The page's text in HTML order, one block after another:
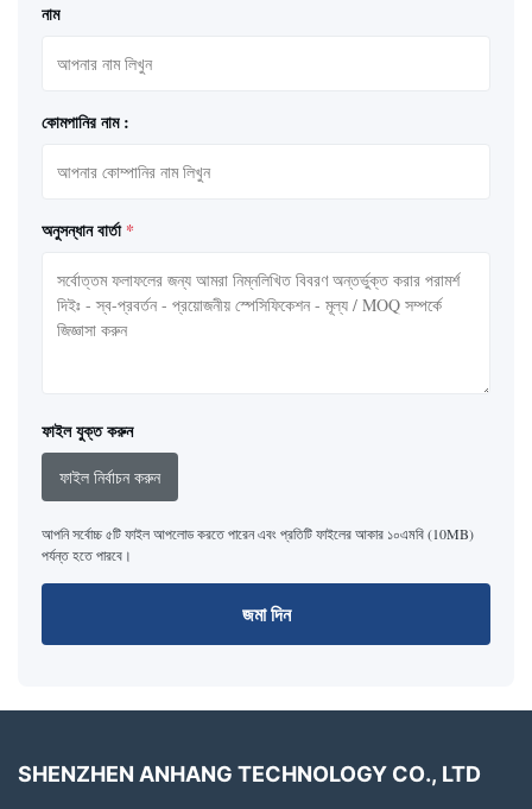
নাম
কোমপানির নাম :
অনুসন্ধান বার্তা *
ফাইল যুক্ত করুন
ফাইল নির্বাচন করুন
আপনি সর্বোচ্চ ৫টি ফাইল আপলোড করতে পারেন এবং প্রতিটি ফাইলের আকার ১০এমবি (10MB)
পর্যন্ত হতে পারবে।
জমা দিন
SHENZHEN ANHANG TECHNOLOGY CO., LTD